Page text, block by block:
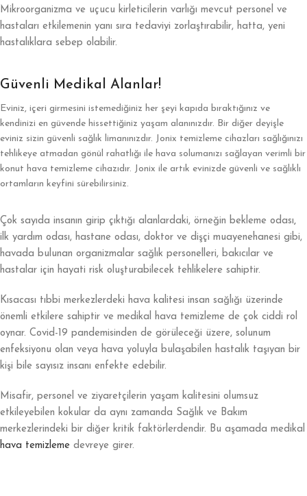
Mikroorganizma ve uçucu kirleticilerin varlığı mevcut personel ve
hastaları etkilemenin yanı sıra tedaviyi zorlaştırabilir, hatta, yeni
hastalıklara sebep olabilir.
Güvenli Medikal Alanlar!
Eviniz, içeri girmesini istemediğiniz her şeyi kapıda bıraktığınız ve
kendinizi en güvende hissettiğiniz yaşam alanınızdır. Bir diğer deyişle
eviniz sizin güvenli sağlık limanınızdır. Jonix temizleme cihazları sağlığınızı
tehlikeye atmadan gönül rahatlığı ile hava solumanızı sağlayan verimli bir
konut hava temizleme cihazıdır. Jonix ile artık evinizde güvenli ve sağlıklı
ortamların keyfini sürebilirsiniz.
Çok sayıda insanın girip çıktığı alanlardaki, örneğin bekleme odası,
ilk yardım odası, hastane odası, doktor ve dişçi muayenehanesi gibi,
havada bulunan organizmalar sağlık personelleri, bakıcılar ve
hastalar için hayati risk oluşturabilecek tehlikelere sahiptir.
Kısacası tıbbi merkezlerdeki hava kalitesi insan sağlığı üzerinde
önemli etkilere sahiptir ve medikal hava temizleme de çok ciddi rol
oynar. Covid-19 pandemisinden de görüleceği üzere, solunum
enfeksiyonu olan veya hava yoluyla bulaşabilen hastalık taşıyan bir
kişi bile sayısız insanı enfekte edebilir.
Misafir, personel ve ziyaretçilerin yaşam kalitesini olumsuz
etkileyebilen kokular da aynı zamanda Sağlık ve Bakım
merkezlerindeki bir diğer kritik faktörlerdendir. Bu aşamada medikal
hava temizleme devreye girer.